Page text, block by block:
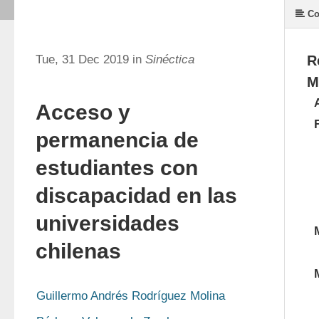
Tue, 31 Dec 2019 in Sinéctica
Acceso y
permanencia de
estudiantes con
discapacidad en las
universidades
chilenas
Guillermo Andrés Rodríguez Molina